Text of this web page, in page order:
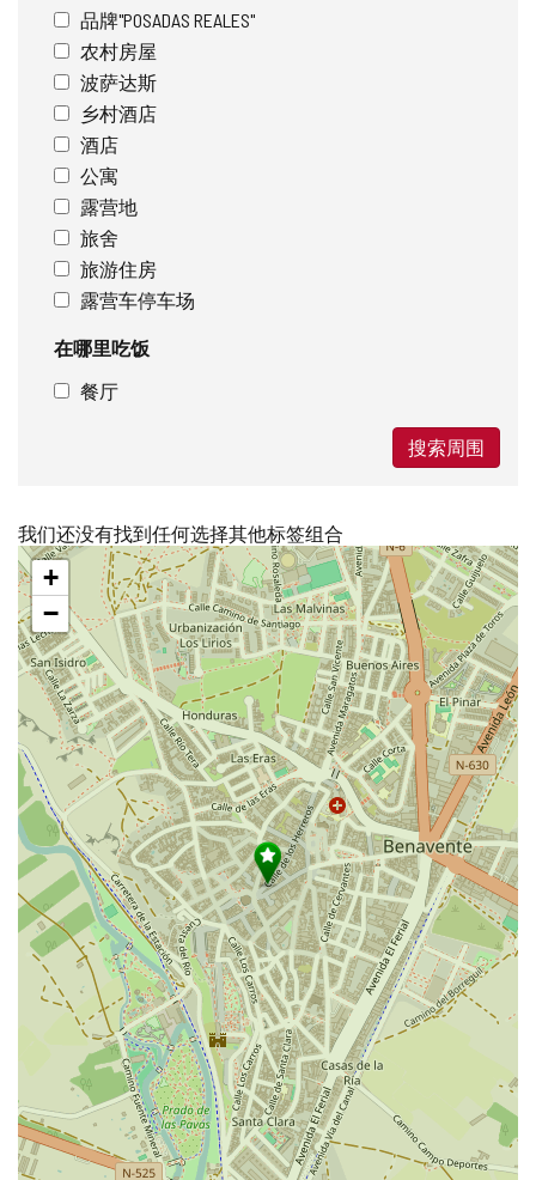
品牌"POSADAS REALES"
农村房屋
波萨达斯
乡村酒店
酒店
公寓
露营地
旅舍
旅游住房
露营车停车场
在哪里吃饭
餐厅
搜索周围
我们还没有找到任何选择其他标签组合
跳
过
地
图
+
−